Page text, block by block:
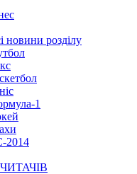
новини розділу
1
2014